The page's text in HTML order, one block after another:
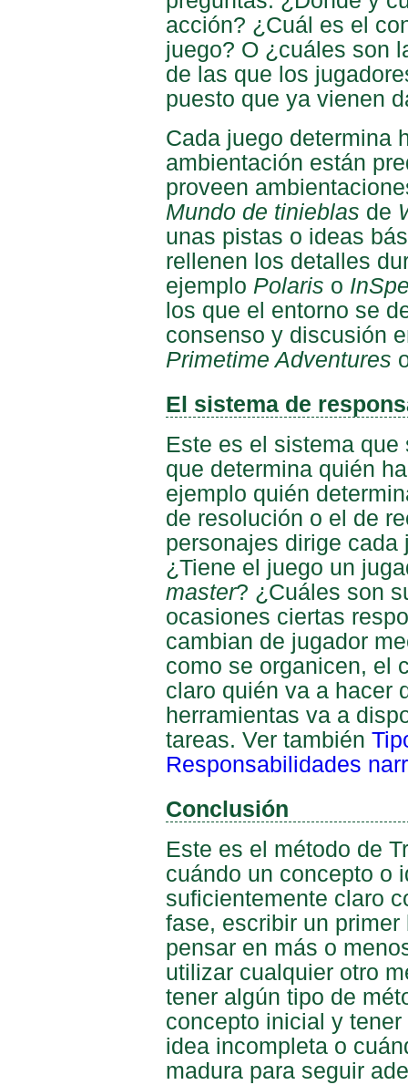
acción? ¿Cuál es el
juego? O ¿cuáles son
de las que los
puesto que ya vienen
Cada juego determina
ambientación están
proveen
Mundo de tinieblas de
unas pistas o ideas
rellenen los detalles
ejemplo Polaris o
los que el entorno se
consenso y discusión
Primetime Adventures
El sistema de
Este es el sistema
que determina quién
ejemplo quién
de resolución o el de
personajes dirige cada
¿Tiene el juego un
master? ¿Cuáles son
ocasiones ciertas
cambian de jugador
como se organicen, el
claro quién va a hacer
herramientas va a
tareas. Ver también
Responsabilidades
Conclusión
Este es el método de
cuándo un concepto o
suficientemente claro
fase, escribir un
pensar en más o
utilizar cualquier otro
tener algún tipo de
concepto inicial y
idea incompleta o
madura para seguir